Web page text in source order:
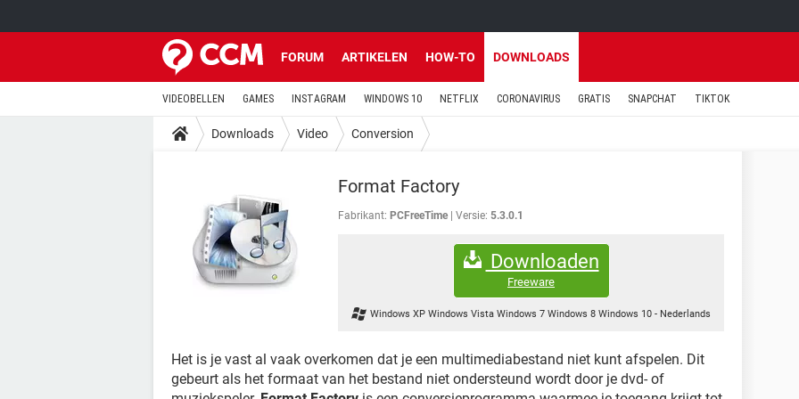
FORUM ARTIKELEN HOW-TO DOWNLOADS
VIDEOBELLEN GAMES INSTAGRAM WINDOWS 10 NETFLIX CORONAVIRUS GRATIS SNAPCHAT TIKTOK
Downloads Video Conversion
Format Factory
Fabrikant: PCFreeTime Versie: 5.3.0.1
Downloaden
Freeware
Windows XP Windows Vista Windows 7 Windows 8 Windows 10 - Nederlands
Het is je vast al vaak overkomen dat je een multimediabestand niet kunt afspelen. Dit
gebeurt als het formaat van het bestand niet ondersteund wordt door je dvd- of